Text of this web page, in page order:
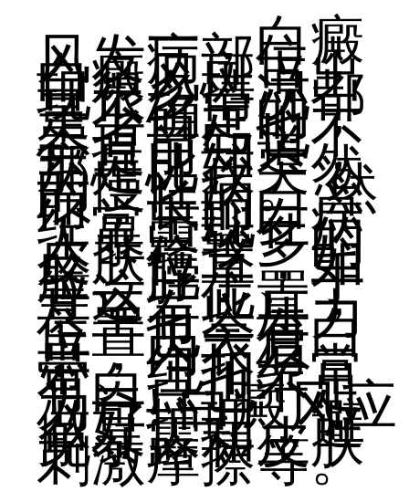
一，白癜
风发病部位：
白癜风斑点出
现很多情况都
是不确定的，
患者自己也不
会提前知道，
那是比较突然
的慢性病。 然
而，长的白点
经常出现在病
人暴露较多的
皮肤位置，如
脸、脖子、手
等这些位置，
甚至有些压力
位置也会有白
点，内衣肩
带、纽扣经常
有白点也不足
为奇! 白癜风应
做好护理，避
免暴露和皮肤
刺激摩擦等。